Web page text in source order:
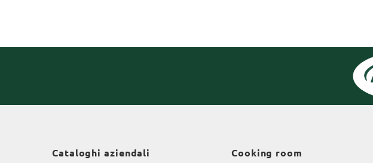
Cataloghi aziendali Cooking room